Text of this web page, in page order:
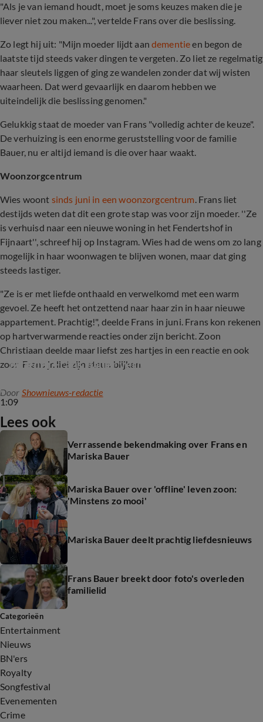
"Als je van iemand houdt, moet je soms keuzes maken die je
liever niet zou maken...", vertelde Frans over die beslissing.
Zo legt hij uit: "Mijn moeder lijdt aandementieen begon de
laatste tijd steeds vaker dingen te vergeten. Zo liet ze regelmatig
haar sleutels liggen of ging ze wandelen zonder dat wij wisten
waarheen. Dat werd gevaarlijk en daarom hebben we
uiteindelijk die beslissing genomen."
Gelukkig staat de moeder van Frans "volledig achter de keuze".
De verhuizing is een enorme geruststelling voor de familie
Bauer, nu er altijd iemand is die over haar waakt.
Woonzorgcentrum
Wies woont sinds juni in een woonzorgcentrum. Frans liet
destijds weten dat dit een grote stap was voor zijn moeder. ''Ze
is verhuisd naar een nieuwe woning in het Fendertshof in
Fijnaart'', schreef hij op Instagram. Wies had de wens om zo lang
mogelijk in haar woonwagen te blijven wonen, maar dat ging
steeds lastiger.
"Ze is er met liefde onthaald en verwelkomd met een warm
gevoel. Ze heeft het ontzettend naar haar zin in haar nieuwe
appartement. Prachtig!", deelde Frans in juni. Frans kon rekenen
op hartverwarmende reacties onder zijn bericht. Zoon
Christiaan deelde maar liefst zes hartjes in een reactie en ook
zoon Frans jr. liet zijn steun blijken.
1:09
Moeder Frans Bauer verhuisd
Door Shownieuws-redactie
Lees ook
Verrassende bekendmaking over Frans en
Mariska Bauer
Mariska Bauer over 'offline' leven zoon:
'Minstens zo mooi'
Mariska Bauer deelt prachtig liefdesnieuws
Frans Bauer breekt door foto's overleden
familielid
Categorieën
Entertainment
Nieuws
BN'ers
Royalty
Songfestival
Evenementen
Crime